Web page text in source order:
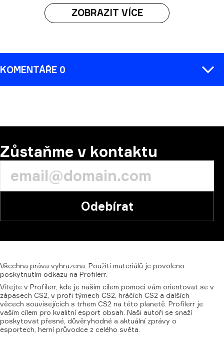
ZOBRAZIT VÍCE
KOMENTÁŘE 0
Zůstaňme v kontaktu
Odebírat
Všechna práva vyhrazena. Použití materiálů je povoleno
poskytnutím odkazu na Profilerr.
Vítejte v Profilerr, kde je naším cílem pomoci vám orientovat se v
zápasech CS2, v profi týmech CS2, hráčích CS2 a dalších
věcech souvisejících s trhem CS2 na této planetě. Profilerr je
vaším cílem pro kvalitní esport obsah. Naši autoři se snaží
poskytovat přesné, důvěryhodné a aktuální zprávy o
esportech, herní průvodce z celého světa.